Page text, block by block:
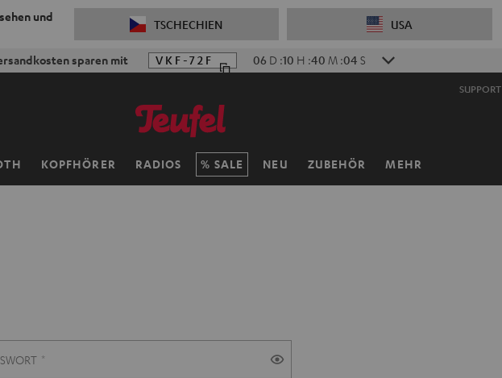
und
TSCHECHIEN USA
sparen mit VKF-72F 06 D :10 H :40 M :02 S
SUPPORT
KOPFHÖRER RADIOS SALE NEU ZUBEHÖR MEHR